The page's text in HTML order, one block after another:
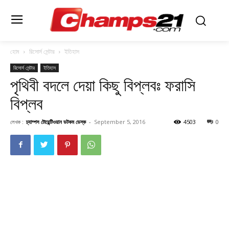
হোম রিসোর্স সেন্টার ইতিহাস
রিসোর্স সেন্টার ইতিহাস
পৃথিবী বদলে দেয়া কিছু বিপ্লবঃ ফরাসি
বিপ্লব
লেখক : চ্যাম্পস টোয়েন্টিওয়ান ডটকম ডেস্ক - September 5, 2016 0
4503